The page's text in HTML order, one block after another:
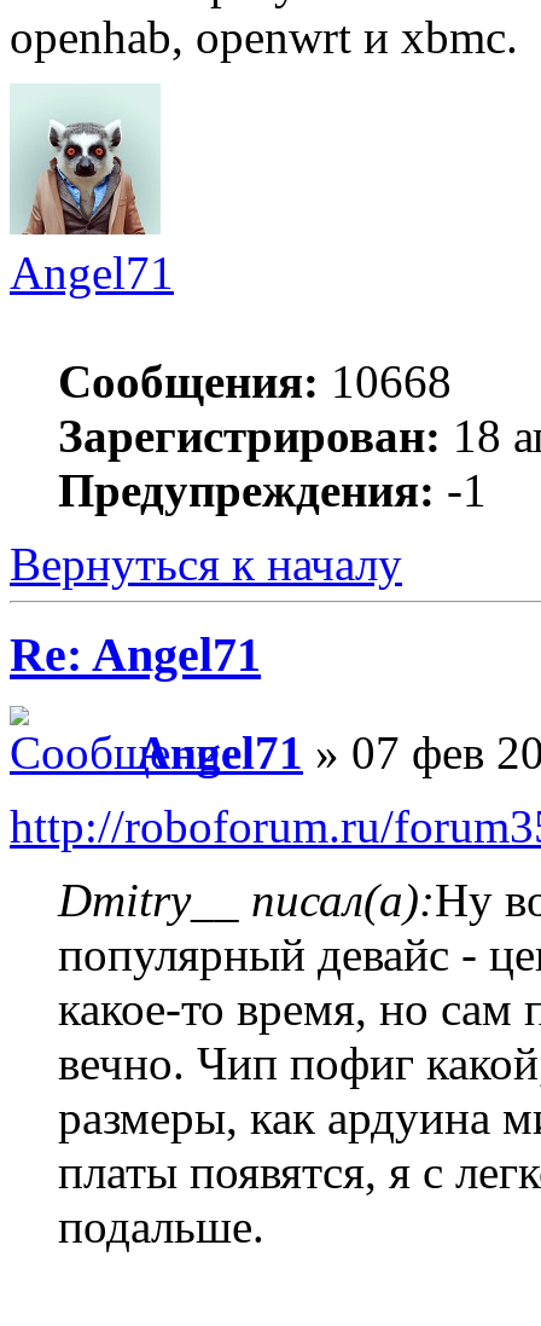
openhab, openwrt и xbmc.
Angel71
Сообщения: 10668
Зарегистрирован: 18
Предупреждения: -1
Вернуться к началу
Re: Angel71
Angel71 » 07 фев
http://roboforum.ru/
Dmitry__ писал(а):Ну
популярный девайс -
какое-то время, но
вечно. Чип пофиг
размеры, как ардуина
платы появятся, я с
подальше.